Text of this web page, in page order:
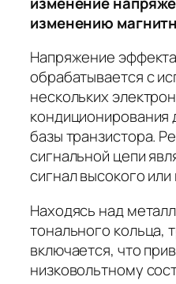
изменению
Напряжение
обрабатывается с
нескольких
кондиционирования
базы транзистора.
сигнальной цепи
сигнал высокого
Находясь над
тонального кольца,
включается, что
низковольтному